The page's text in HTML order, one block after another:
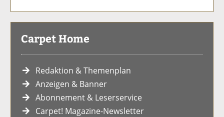
Carpet Home
Redaktion & Themenplan
Anzeigen & Banner
Abonnement & Leserservice
Carpet! Magazine-Newsletter